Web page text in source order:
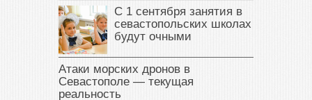
С 1 сентября занятия в
севастопольских школах
будут очными
Атаки морских дронов в
Севастополе — текущая
реальность